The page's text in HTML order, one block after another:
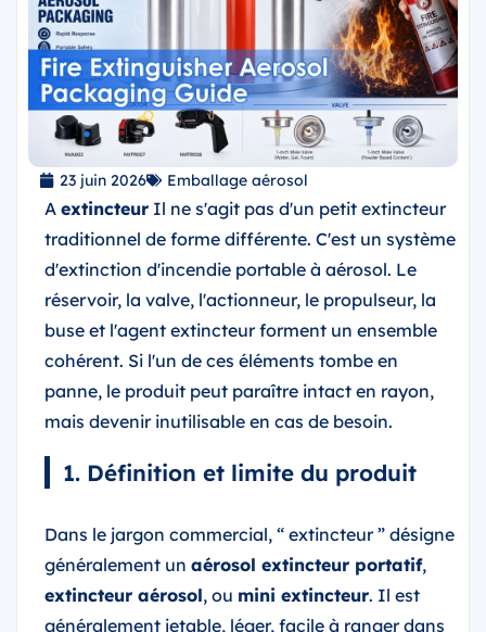
23 juin 2026 Emballage aérosol
A extincteur Il ne s'agit pas d'un petit extincteur
traditionnel de forme différente. C'est un système
d'extinction d'incendie portable à aérosol. Le
réservoir, la valve, l'actionneur, le propulseur, la
buse et l'agent extincteur forment un ensemble
cohérent. Si l'un de ces éléments tombe en
panne, le produit peut paraître intact en rayon,
mais devenir inutilisable en cas de besoin.
1. Définition et limite du produit
Dans le jargon commercial, “ extincteur ” désigne
généralement un aérosol extincteur portatif,
extincteur aérosol, ou mini extincteur. Il est
généralement jetable, léger, facile à ranger dans